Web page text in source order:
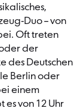
Duo – von
Oft treten
der
des Deutschen
Berlin oder
einem
es von 12 Uhr